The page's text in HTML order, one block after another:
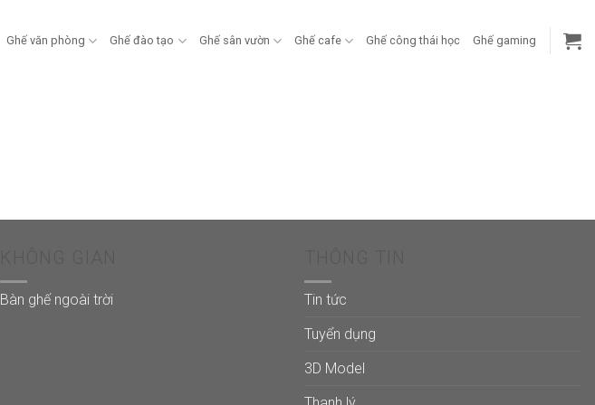
Ghế văn phòng Ghế đào tạo Ghế sân vườn Ghế cafe Ghế công thái học Ghế gaming
Bàn ghế ngoài trời
Tin tức
Tuyển dụng
3D Model